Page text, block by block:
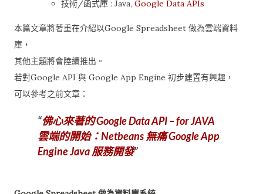
技術/函式庫 : Java, Google Data APIs
本篇文章將著重在介紹以Google Spreadsheet 做為雲端資料
庫，
其他主題將會陸續推出。
若對Google API 與 Google App Engine 初步建置有興趣，
可以參考之前文章：
佛心來著的 Google Data API – for JAVA
雲端的開始：Netbeans 無痛 Google App
Engine Java 服務開發